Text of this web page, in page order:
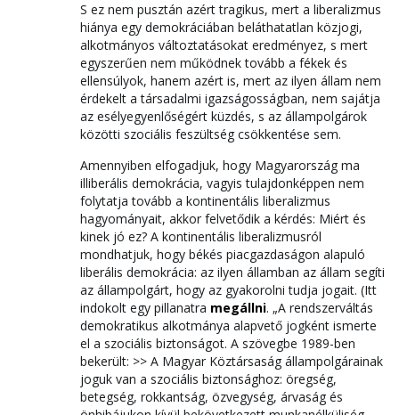
S ez nem pusztán azért tragikus, mert a liberalizmus
hiánya egy demokráciában beláthatatlan közjogi,
alkotmányos változtatásokat eredményez, s mert
egyszerűen nem működnek tovább a fékek és
ellensúlyok, hanem azért is, mert az ilyen állam nem
érdekelt a társadalmi igazságosságban, nem sajátja
az esélyegyenlőségért küzdés, s az állampolgárok
közötti szociális feszültség csökkentése sem.
Amennyiben elfogadjuk, hogy Magyarország ma
illiberális demokrácia, vagyis tulajdonképpen nem
folytatja tovább a kontinentális liberalizmus
hagyományait, akkor felvetődik a kérdés: Miért és
kinek jó ez? A kontinentális liberalizmusról
mondhatjuk, hogy békés piacgazdaságon alapuló
liberális demokrácia: az ilyen államban az állam segíti
az állampolgárt, hogy az gyakorolni tudja jogait. (Itt
indokolt egy pillanatra megállni. „A rendszerváltás
demokratikus alkotmánya alapvető jogként ismerte
el a szociális biztonságot. A szövegbe 1989-ben
bekerült: >> A Magyar Köztársaság állampolgárainak
joguk van a szociális biztonsághoz: öregség,
betegség, rokkantság, özvegység, árvaság és